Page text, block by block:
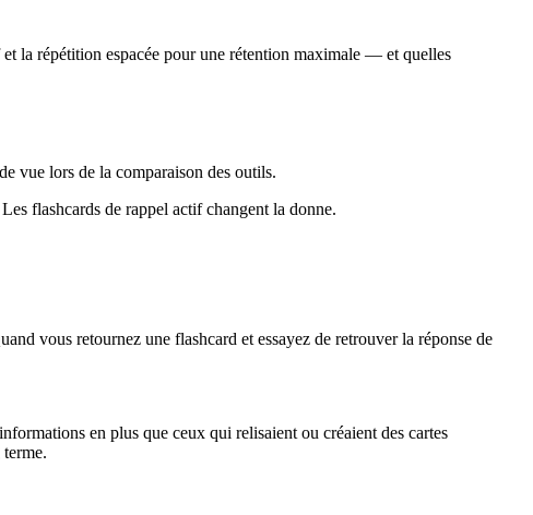
la répétition espacée pour une rétention maximale — et quelles
vue lors de la comparaison des outils.
flashcards de rappel actif changent la donne.
vous retournez une flashcard et essayez de retrouver la réponse de
en plus que ceux qui relisaient ou créaient des cartes